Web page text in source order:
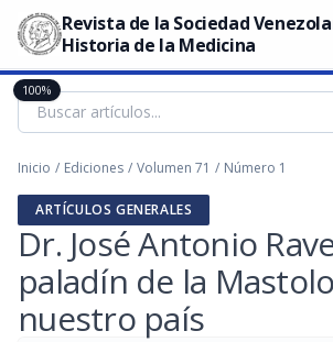
Revista de la Sociedad
Historia de la Medicina
Inicio / Ediciones / Volumen 71 / Número 1
ARTÍCULOS GENERALES
Dr. José Antonio
paladín de la
nuestro país
100%